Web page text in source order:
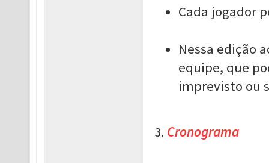
Cada jogador
Nessa edição
equipe, que
imprevisto ou
3. Cronograma